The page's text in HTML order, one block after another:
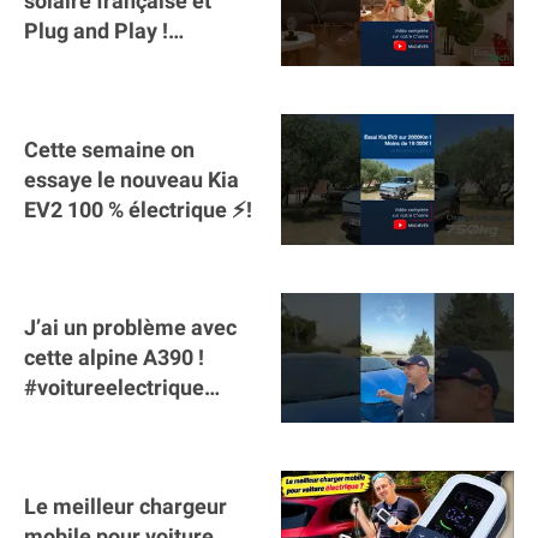
Plug and Play !
Cette semaine on
essaye le nouveau Kia
EV2 100 % électrique ⚡️!
J’ai un problème avec
cette alpine A390 !
#voitureelectrique
Le meilleur chargeur